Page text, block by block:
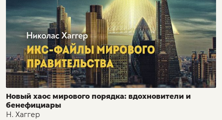
Новый хаос мирового порядка: вдохновители и
бенефициары
Н. Хаггер